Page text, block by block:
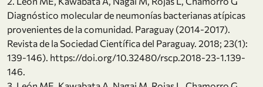
Diagnóstico molecular de neumonías bacterianas atípicas
provenientes de la comunidad. Paraguay (2014-2017).
Revista de la Sociedad Científica del Paraguay. 2018; 23(1):
139-146). https://doi.org/10.32480/rscp.2018-23-1.139-
146.